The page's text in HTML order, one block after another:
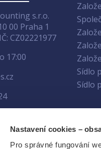
Nastavení cookies –
Pro správné fungování
s.r.o.
00 Praha 1
CZ02221977
17:00
Sídlo
Sídlo
přímo do Vaší